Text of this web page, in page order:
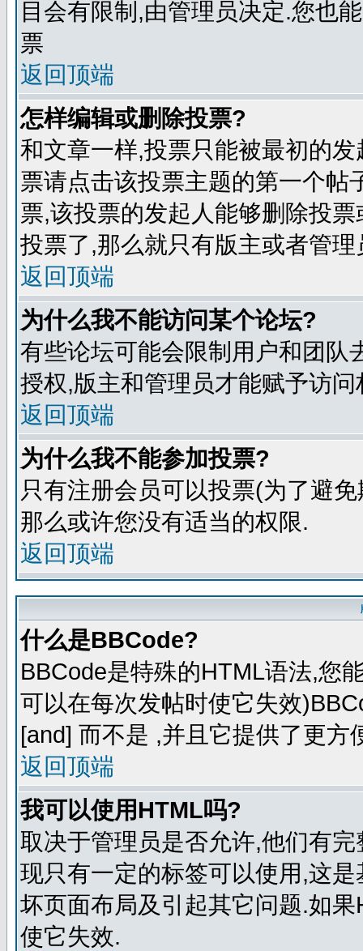
目会有限制,由管理员决定.您也
票
返回顶端
怎样编辑或删除投票?
和文章一样,投票只能被最初的
票请点击该投票主题的第一个帖
票,该投票的发起人能够删除投
投票了,那么就只有版主或者管
返回顶端
为什么我不能访问某个论坛?
有些论坛可能会限制用户和团队
授权,版主和管理员才能赋予访
返回顶端
为什么我不能参加投票?
只有注册会员可以投票(为了避
那么或许您没有适当的权限.
返回顶端
什么是BBCode?
BBCode是特殊的HTML语法,您
可以在每次发帖时使它失效
[and] 而不是 ,并且它提供了更方
返回顶端
我可以使用HTML吗?
取决于管理员是否允许,他们有
现只有一定的标签可以使用,这
坏页面布局及引起其它问题.如
使它失效.